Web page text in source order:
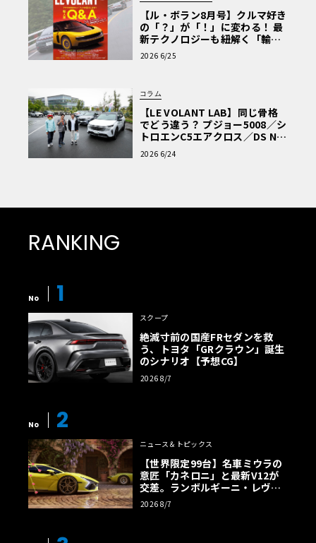
【ル・ボラン8月号】クルマ好き
の「？」が「！」に変わる！ 最
新テクノロジーも紐解く「輸入
車Q&A」
2026 6/25
コラム
【LE VOLANT LAB】同じ骨格
でどう違う？ プジョー5008／シ
トロエンC5エアクロス／DS Nº4
読者一気乗りレポート
2026 6/24
RANKING
No 1
スクープ
絶滅寸前の国産FRセダンを救
う、トヨタ「GRクラウン」誕生
のシナリオ【予想CG】
2026 8/7
No 2
ニュース＆トピックス
【世界限定99台】名車ミウラの
意匠「カネロニ」と最新V12が
交差。ランボルギーニ・レヴエ
ルトに60周年記念車が登場
2026 8/7